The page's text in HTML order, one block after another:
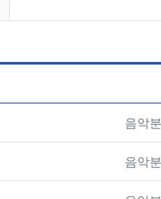
등록자
음악
등록자
음악